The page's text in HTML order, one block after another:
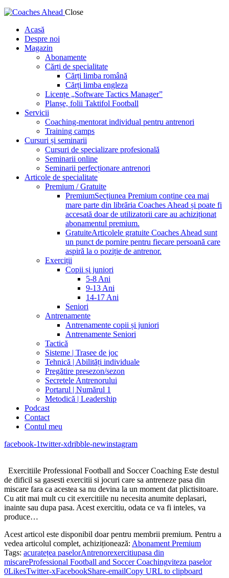
Close
Acasă
Despre noi
Magazin
Abonamente
Cărți de specialitate
Cărți limba română
Cărți limba engleza
Licențe „Software Tactics Manager”
Planșe, folii Taktifol Football
Servicii
Coaching-mentorat individual pentru antrenori
Training camps
Cursuri și seminarii
Cursuri de specializare profesională
Seminarii online
Seminarii perfecționare antrenori
Articole de specialitate
Premium / Gratuite
PremiumSecțiunea Premium conține cea mai
mare parte din librăria Coaches Ahead și poate fi
accesată doar de utilizatorii care au achiziționat
abonamentul premium.
GratuiteArticolele gratuite Coaches Ahead sunt
un punct de pornire pentru fiecare persoană care
aspiră la o poziție de antrenor.
Exerciții
Copii și juniori
5-8 Ani
9-13 Ani
14-17 Ani
Seniori
Antrenamente
Antrenamente copii și juniori
Antrenamente Seniori
Tactică
Sisteme | Trasee de joc
Tehnică | Abilități individuale
Pregătire presezon/sezon
Secretele Antrenorului
Portarul | Numărul 1
Metodică | Leadership
Podcast
Contact
Contul meu
facebook-1twitter-xdribble-newinstagram
Exercitiile Professional Football and Soccer Coaching Este destul
de dificil sa gasesti exercitii si jocuri care sa antreneze pasa din
miscare fara ca acestea sa nu devina la un moment dat plictisitoare.
Cu atit mai mult cu cit exercitiile nu necesita anumite deplasari,
inainte sau dupa pasa. Acest exercitiu, odata ce va fi inteles, va
produce…
Acest articol este disponibil doar pentru membrii premium. Pentru a
vedea articolul complet, achiziționează: Abonament Premium
Tags: acuratețea paselorAntrenorexercitiupasa din
miscareProfessional Football and Soccer Coachingviteza paselor
0LikesTwitter-xFacebookShare-emailCopy URL to clipboard